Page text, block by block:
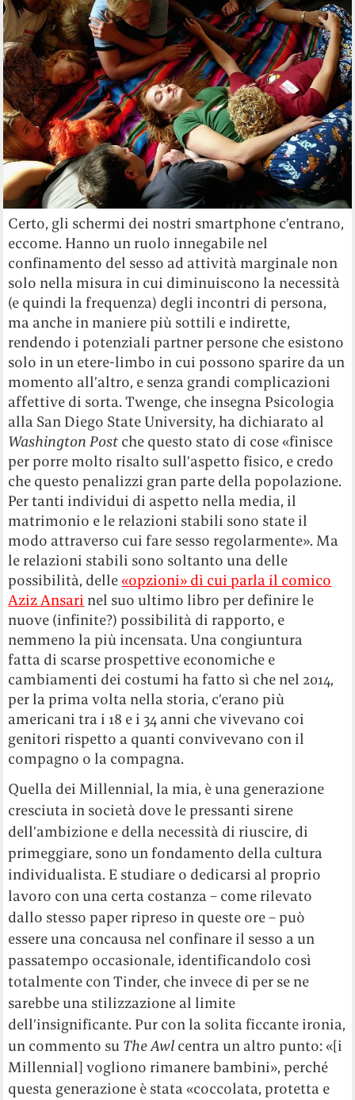
Certo, gli schermi dei nostri smartphone c’entrano,
eccome. Hanno un ruolo innegabile nel
confinamento del sesso ad attività marginale non
solo nella misura in cui diminuiscono la necessità
(e quindi la frequenza) degli incontri di persona,
ma anche in maniere più sottili e indirette,
rendendo i potenziali partner persone che esistono
solo in un etere-limbo in cui possono sparire da un
momento all’altro, e senza grandi complicazioni
affettive di sorta. Twenge, che insegna Psicologia
alla San Diego State University, ha dichiarato al
Washington Post che questo stato di cose «finisce
per porre molto risalto sull’aspetto fisico, e credo
che questo penalizzi gran parte della popolazione.
Per tanti individui di aspetto nella media, il
matrimonio e le relazioni stabili sono state il
modo attraverso cui fare sesso regolarmente». Ma
le relazioni stabili sono soltanto una delle
possibilità, delle«opzioni» di cui parla il comico
Aziz Ansari nel suo ultimo libro per definire le
nuove (infinite?) possibilità di rapporto, e
nemmeno la più incensata. Una congiuntura
fatta di scarse prospettive economiche e
cambiamenti dei costumi ha fatto sì che nel 2014,
per la prima volta nella storia, c’erano più
americani tra i 18 e i 34 anni che vivevano coi
genitori rispetto a quanti convivevano con il
compagno o la compagna.
Quella dei Millennial, la mia, è una generazione
cresciuta in società dove le pressanti sirene
dell’ambizione e della necessità di riuscire, di
primeggiare, sono un fondamento della cultura
individualista. E studiare o dedicarsi al proprio
lavoro con una certa costanza – come rilevato
dallo stesso paper ripreso in queste ore – può
essere una concausa nel confinare il sesso a un
passatempo occasionale, identificandolo così
totalmente con Tinder, che invece di per se ne
sarebbe una stilizzazione al limite
dell’insignificante. Pur con la solita ficcante ironia,
un commento su The Awl centra un altro punto: «[i
Millennial] vogliono rimanere bambini», perché
questa generazione è stata «coccolata, protetta e